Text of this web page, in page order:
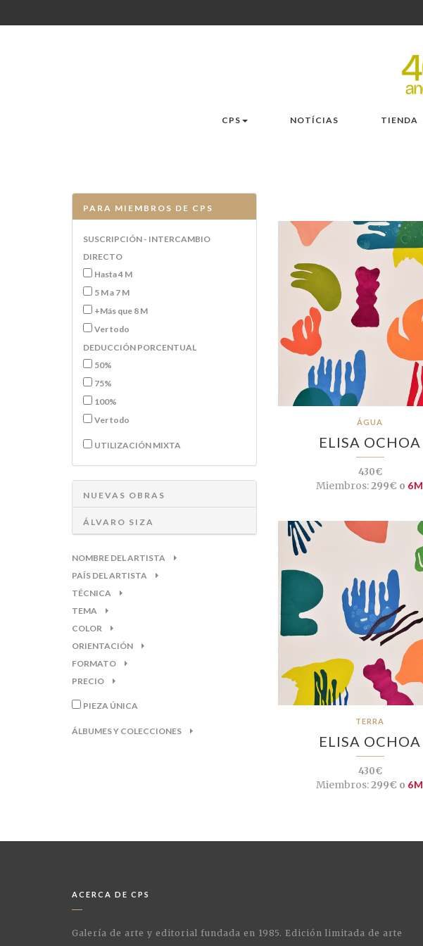
CPS NOTÍCIAS TIENDA
PARA MIEMBROS DE CPS
SUSCRIPCIÓN - INTERCAMBIO
DIRECTO
Hasta 4 M
5 M a 7 M
+Más que 8 M
Ver todo
DEDUCCIÓN PORCENTUAL
50%
75%
100%
Ver todo
UTILIZACIÓN MIXTA
NUEVAS OBRAS
ÁLVARO SIZA
NOMBRE DEL ARTISTA
PAÍS DEL ARTISTA
TÉCNICA
TEMA
COLOR
ORIENTACIÓN
FORMATO
PRECIO
PIEZA ÚNICA
ÁLBUMES Y COLECCIONES
ÁGUA
ELISA OCHOA
430€
Miembros:299€ o 6M
TERRA
ELISA OCHOA
430€
Miembros:299€ o 6M
ACERCA DE CPS
Galería de arte y editorial fundada en 1985. Edición limitada de arte